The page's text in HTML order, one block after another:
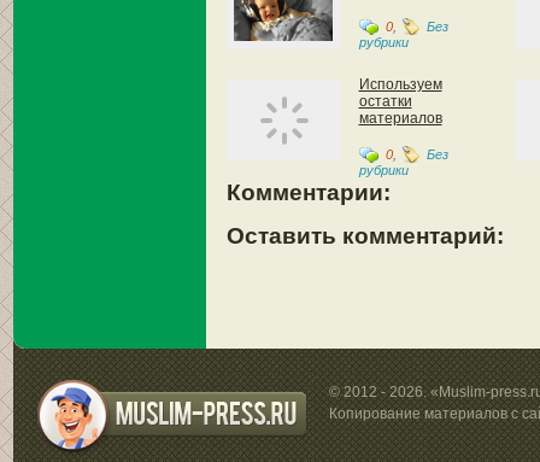
0,
Без
рубрики
Используем
остатки
материалов
0,
Без
рубрики
Комментарии:
Оставить комментарий:
© 2012 - 2026. «Muslim-
Копирование материалов с